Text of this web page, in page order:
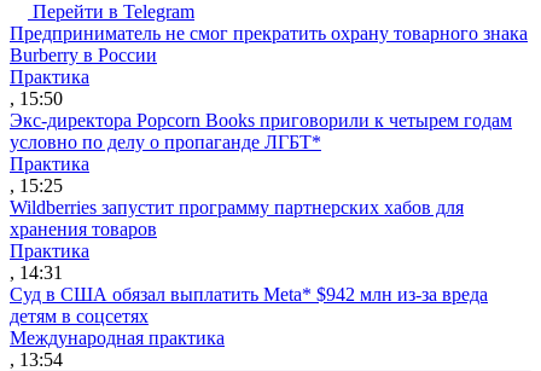
Перейти в Telegram
Предприниматель не смог прекратить охрану товарного знака
Burberry в России
Практика
, 15:50
Экс-директора Popcorn Books приговорили к четырем годам
условно по делу о пропаганде ЛГБТ*
Практика
, 15:25
Wildberries запустит программу партнерских хабов для
хранения товаров
Практика
, 14:31
Суд в США обязал выплатить Meta* $942 млн из-за вреда
детям в соцсетях
Международная практика
, 13:54